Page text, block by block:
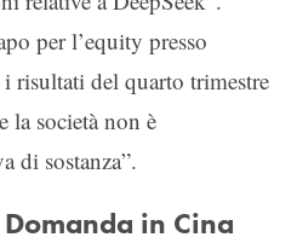
per l’equity presso
risultati del quarto trimestre
la società non è
di sostanza”.
in Cina